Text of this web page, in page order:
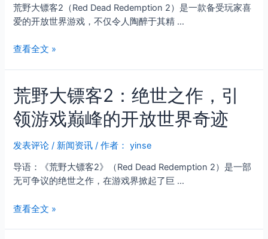
你
的
上
模
保
驾
护
荒野大镖客2（Red Dead Redemption 2）是一款备受玩家喜
爱的开放世界游戏，不仅令人陶醉于其精 …
荒
镖
客
2
线
上
式
辅
官
网：
查看全文 »
荒野大镖客2：绝世之作，引
领游戏巅峰的开放世界奇迹
发表评论 / 新闻资讯 / 作者： yinse
导语：《荒野大镖客2》（Red Dead Redemption 2）是一部
无可争议的绝世之作，在游戏界掀起了巨 …
荒
查看全文 »